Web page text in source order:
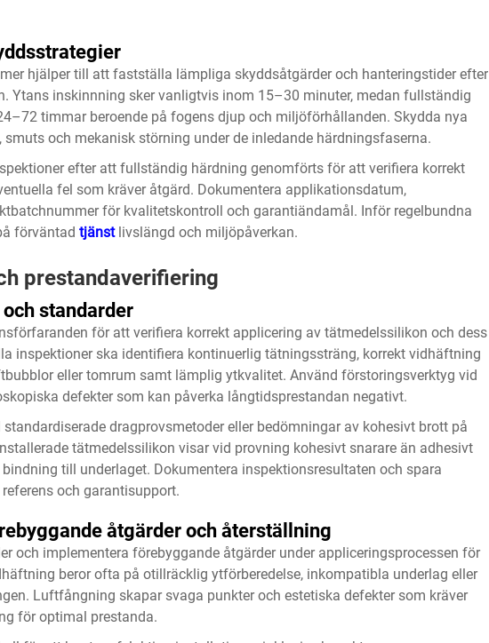
hjälper till att fastställa lämpliga skyddsåtgärder och hanteringstider efter
Ytans inskinnning sker vanligtvis inom 15–30 minuter, medan fullständig
timmar beroende på fogens djup och miljöförhållanden. Skydda nya
och mekanisk störning under de inledande härdningsfaserna.
efter att fullständig härdning genomförts för att verifiera korrekt
fel som kräver åtgärd. Dokumentera applikationsdatum,
för kvalitetskontroll och garantiändamål. Inför regelbundna
förväntad tjänst livslängd och miljöpåverkan.
prestandaverifiering
standarder
för att verifiera korrekt applicering av tätmedelssilikon och dess
inspektioner ska identifiera kontinuerlig tätningssträng, korrekt vidhäftning
eller tomrum samt lämplig ytkvalitet. Använd förstoringsverktyg vid
defekter som kan påverka långtidsprestandan negativt.
dragprovsmetoder eller bedömningar av kohesivt brott på
tätmedelssilikon visar vid provning kohesivt snarare än adhesivt
till underlaget. Dokumentera inspektionsresultaten och spara
och garantisupport.
åtgärder och återställning
och implementera förebyggande åtgärder under appliceringsprocessen för
beror ofta på otillräcklig ytförberedelse, inkompatibla underlag eller
Luftfångning skapar svaga punkter och estetiska defekter som kräver
för optimal prestanda.